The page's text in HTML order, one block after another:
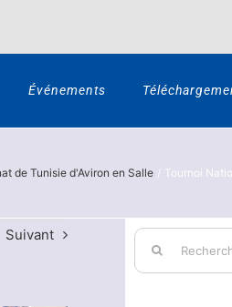
Événements
de Tunisie d'Aviron en Salle Tournoi
Suivant Rechercher: